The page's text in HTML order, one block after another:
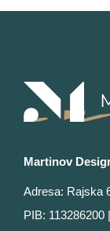
Martinov
Adresa: Rajska
PIB: 113286200